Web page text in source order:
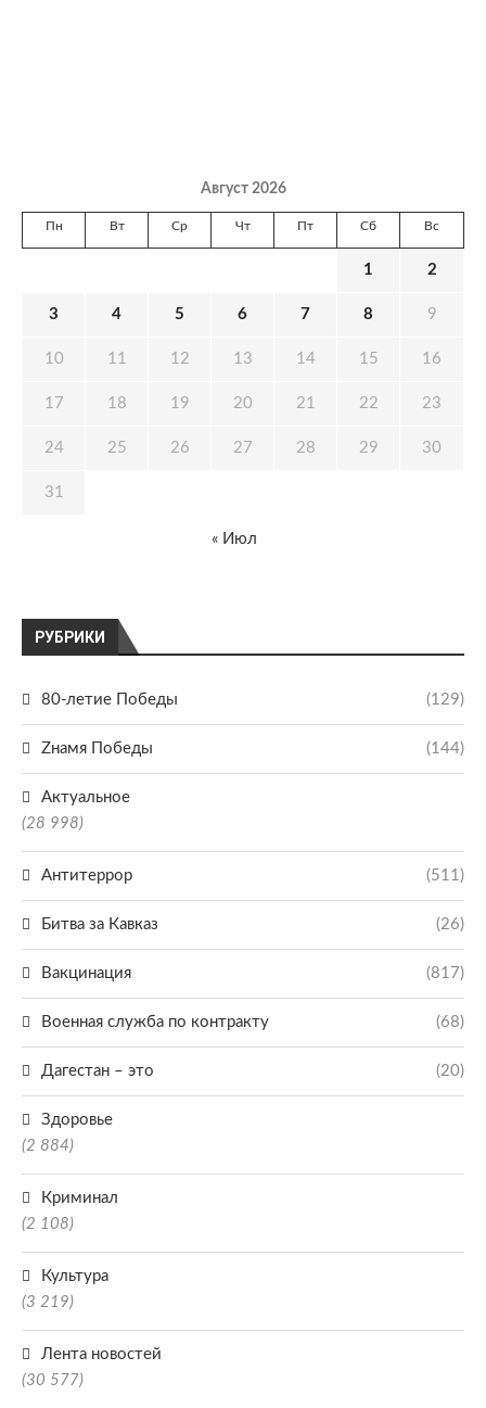
РУБРИКИ
80-летие Победы (129)
Zнамя Победы (144)
Актуальное
(28 998)
Антитеррор (511)
Битва за Кавказ (26)
Вакцинация (817)
Военная служба по контракту (68)
Дагестан – это (20)
Здоровье
(2 884)
Криминал
(2 108)
Культура
(3 219)
Лента новостей
(30 577)
Август 2026
Пн Вт Ср Чт Пт Сб Вс
1 2
3 4 5 6 7 8 9
10 11 12 13 14 15 16
17 18 19 20 21 22 23
24 25 26 27 28 29 30
31
« Июл